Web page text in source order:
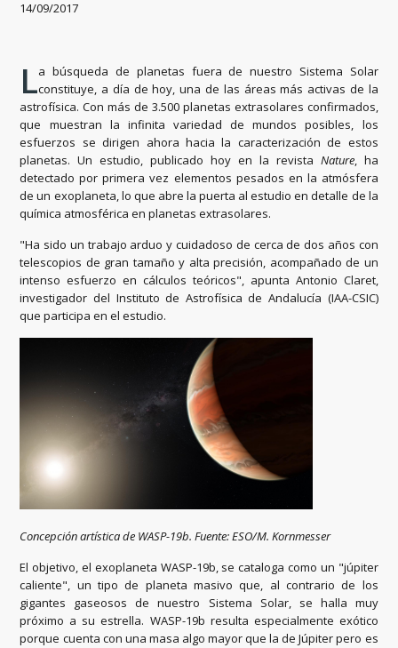
14/09/2017
La búsqueda de planetas fuera de nuestro Sistema Solar
constituye, a día de hoy, una de las áreas más activas de la
astrofísica. Con más de 3.500 planetas extrasolares confirmados,
que muestran la infinita variedad de mundos posibles, los
esfuerzos se dirigen ahora hacia la caracterización de estos
planetas. Un estudio, publicado hoy en la revista Nature, ha
detectado por primera vez elementos pesados en la atmósfera
de un exoplaneta, lo que abre la puerta al estudio en detalle de la
química atmosférica en planetas extrasolares.
"Ha sido un trabajo arduo y cuidadoso de cerca de dos años con
telescopios de gran tamaño y alta precisión, acompañado de un
intenso esfuerzo en cálculos teóricos", apunta Antonio Claret,
investigador del Instituto de Astrofísica de Andalucía (IAA-CSIC)
que participa en el estudio.
Concepción artística de WASP-19b. Fuente: ESO/M. Kornmesser
El objetivo, el exoplaneta WASP-19b, se cataloga como un "júpiter
caliente", un tipo de planeta masivo que, al contrario de los
gigantes gaseosos de nuestro Sistema Solar, se halla muy
próximo a su estrella. WASP-19b resulta especialmente exótico
porque cuenta con una masa algo mayor que la de Júpiter pero es